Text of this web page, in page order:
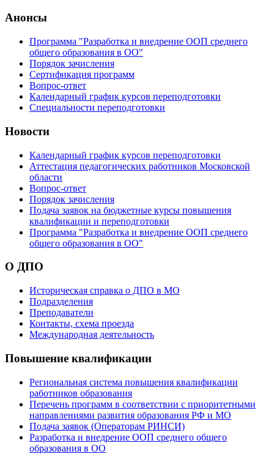
Анонсы
Программа "Разработка и внедрение ООП среднего
общего образования в ОО"
Порядок зачисления
Сертификация программ
Вопрос-ответ
Календарный график курсов переподготовки
Специальности переподготовки
Новости
Календарный график курсов переподготовки
Аттестация педагогических работников Московской
области
Вопрос-ответ
Порядок зачисления
Подача заявок на бюджетные курсы повышения
квалификации и переподготовки
Программа "Разработка и внедрение ООП среднего
общего образования в ОО"
О ДПО
Историческая справка о ДПО в МО
Подразделения
Преподаватели
Контакты, схема проезда
Международная деятельность
Повышение квалификации
Региональная система повышения квалификации
работников образования
Перечень программ в соответствии с приоритетными
направлениями развития образования РФ и МО
Подача заявок (Операторам РИНСИ)
Разработка и внедрение ООП среднего общего
образования в ОО